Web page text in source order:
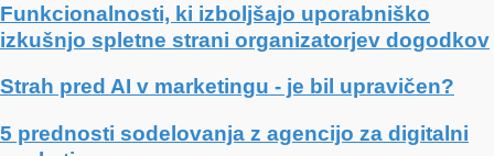
Funkcionalnosti, ki izboljšajo uporabniško
izkušnjo spletne strani organizatorjev dogodkov
Strah pred AI v marketingu - je bil upravičen?
5 prednosti sodelovanja z agencijo za digitalni